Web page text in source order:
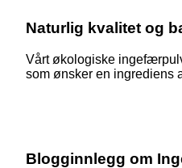
Naturlig kvalitet og
Vårt økologiske
som ønsker en ingrediens
Blogginnlegg om